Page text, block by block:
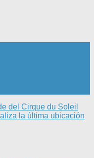
del Cirque du Soleil
la última ubicación